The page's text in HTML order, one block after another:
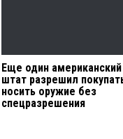
Еще один американский
штат разрешил
носить оружие без
спецразрешения